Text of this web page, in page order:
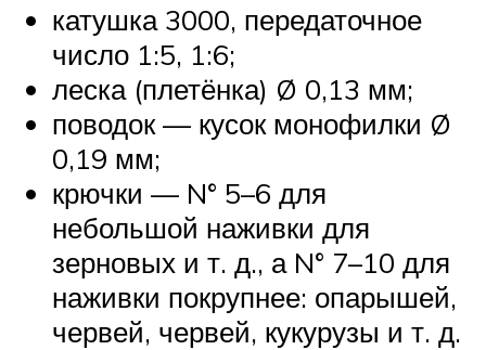
катушка 3000, передаточное
число 1:5, 1:6;
леска (плетёнка) Ø 0,13 мм;
поводок — кусок монофилки Ø
0,19 мм;
крючки — N° 5–6 для
небольшой наживки для
зерновых и т. д., а N° 7–10 для
наживки покрупнее: опарышей,
червей, червей, кукурузы и т. д.